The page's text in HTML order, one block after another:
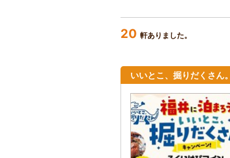
20 軒ありました。
いいとこ、掘りだくさん